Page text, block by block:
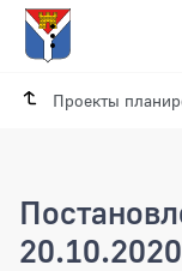
Проекты
20.10.2020